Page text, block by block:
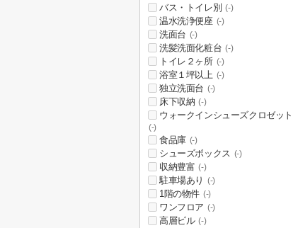
バス・トイレ別 (-)
温水洗浄便座 (-)
洗面台 (-)
洗髪洗面化粧台 (-)
トイレ２ヶ所 (-)
浴室１坪以上 (-)
独立洗面台 (-)
床下収納 (-)
ウォークインシューズクロゼット
(-)
食品庫 (-)
シューズボックス (-)
収納豊富 (-)
駐車場あり (-)
1階の物件 (-)
ワンフロア (-)
高層ビル (-)